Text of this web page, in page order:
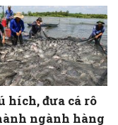
hích, đưa cá rô
ngành hàng